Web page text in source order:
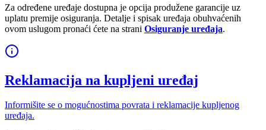
Za određene uređaje dostupna je opcija produžene garancije uz
uplatu premije osiguranja. Detalje i spisak uređaja obuhvaćenih
ovom uslugom pronaći ćete na strani Osiguranje uređaja.
Reklamacija na kupljeni uređaj
Informišite se o mogućnostima povrata i reklamacije kupljenog
uređaja.